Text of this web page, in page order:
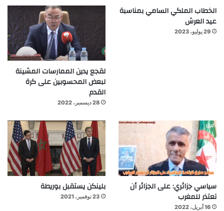
الخطاب الملكي السامي بمناسبة
عيد العرش
29 يوليو، 2023
لقجع يدين الممارسات المشينة
لبعض المحسوبين على كرة
القدم
28 ديسمبر، 2022
سياسي جزائري: على الجزائر أن
تعتذر للمغرب
16 أبريل، 2022
بلينكن يستقبل بوريطة
23 نوفمبر، 2021